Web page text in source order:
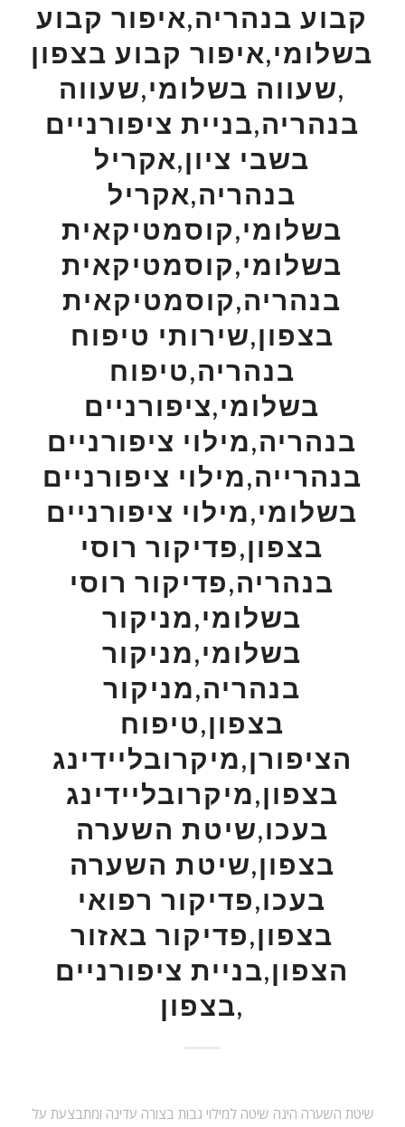
קבוע בנהריה,איפור קבוע
בשלומי,איפור קבוע בצפון
,שעווה בשלומי,שעווה
בנהריה,בניית ציפורניים
בשבי ציון,אקריל
בנהריה,אקריל
בשלומי,קוסמטיקאית
בשלומי,קוסמטיקאית
בנהריה,קוסמטיקאית
בצפון,שירותי טיפוח
בנהריה,טיפוח
בשלומי,ציפורניים
בנהריה,מילוי ציפורניים
בנהרייה,מילוי ציפורניים
בשלומי,מילוי ציפורניים
בצפון,פדיקור רוסי
בנהריה,פדיקור רוסי
בשלומי,מניקור
בשלומי,מניקור
בנהריה,מניקור
בצפון,טיפוח
הציפורן,מיקרובליידינג
בצפון,מיקרובליידינג
בעכו,שיטת השערה
בצפון,שיטת השערה
בעכו,פדיקור רפואי
בצפון,פדיקור באזור
הצפון,בניית ציפורניים
בצפון,
שיטת השערה הינה שיטה למילוי גבות בצורה עדינה ומתבצעת על